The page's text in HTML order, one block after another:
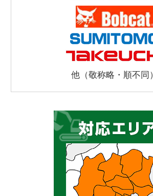
他（敬称略・順不同）